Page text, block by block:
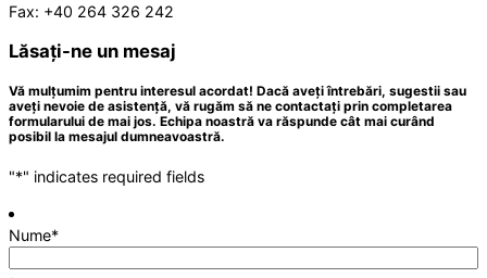
Fax: +40 264 326 242
Lăsați-ne un mesaj
Vă mulțumim pentru interesul acordat! Dacă aveți întrebări, sugestii sau
aveți nevoie de asistență, vă rugăm să ne contactați prin completarea
formularului de mai jos. Echipa noastră va răspunde cât mai curând
posibil la mesajul dumneavoastră.
"*" indicates required fields
Nume*